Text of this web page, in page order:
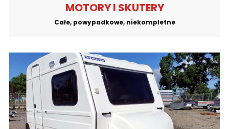
MOTORY I SKUTERY
Całe, powypadkowe, niekompletne